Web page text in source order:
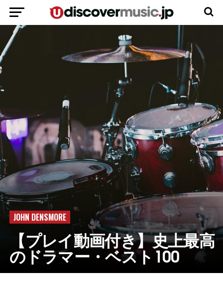
JOHN DENSMORE
【プレイ動画付き】史上最高
のドラマー・ベスト100